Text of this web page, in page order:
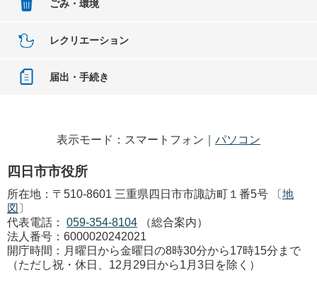
ごみ・環境
レクリエーション
届出・手続き
表示モード：スマートフォン｜ パソコン
四日市市役所
所在地：〒510-8601 三重県四日市市諏訪町１番5号 〔地
図 〕
代表電話：
059-354-8104
（総合案内）
法人番号：6000020242021
開庁時間：月曜日から金曜日の8時30分から17時15分まで
（ただし祝・休日、12月29日から1月3日を除く）